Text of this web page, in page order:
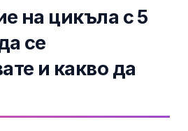
на цикъла с 5
се
и какво да